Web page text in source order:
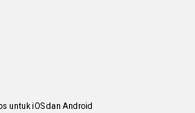
untuk iOS dan Android